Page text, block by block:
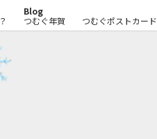
Blog
つむぐ年賀
つむぐポストカード